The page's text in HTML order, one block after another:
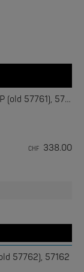
bestellen.
mit Modellen
02010222 : Web-IO 4.0 Analog 0-20mA, nP (old 57761), 57161
CHF 338.00
57762), 57162
NEW
NEW